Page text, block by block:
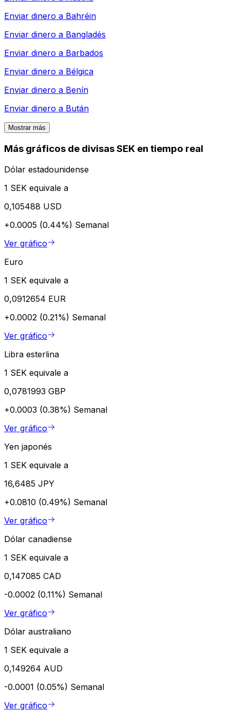
Enviar dinero a Bahréin
Enviar dinero a Bangladés
Enviar dinero a Barbados
Enviar dinero a Bélgica
Enviar dinero a Benín
Enviar dinero a Bután
Mostrar más
Más gráficos de divisas SEK en tiempo real
Dólar estadounidense
1 SEK equivale a
0,105488 USD
+0.0005 (0.44%) Semanal
Ver gráfico
Euro
1 SEK equivale a
0,0912654 EUR
+0.0002 (0.21%) Semanal
Ver gráfico
Libra esterlina
1 SEK equivale a
0,0781993 GBP
+0.0003 (0.38%) Semanal
Ver gráfico
Yen japonés
1 SEK equivale a
16,6485 JPY
+0.0810 (0.49%) Semanal
Ver gráfico
Dólar canadiense
1 SEK equivale a
0,147085 CAD
-0.0002 (0.11%) Semanal
Ver gráfico
Dólar australiano
1 SEK equivale a
0,149264 AUD
-0.0001 (0.05%) Semanal
Ver gráfico